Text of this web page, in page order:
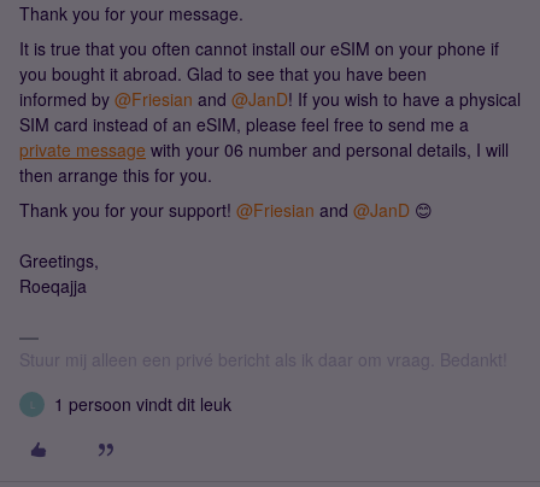
Thank you for your message.
It is true that you often cannot install our eSIM on your phone if
you bought it abroad. Glad to see that you have been
informed by ​ @Friesian and ​ @JanD! If you wish to have a physical
SIM card instead of an eSIM, please feel free to send me a
private message with your 06 number and personal details, I will
then arrange this for you.
Thank you for your support! ​ @Friesian and ​ @JanD 😊
Greetings,
Roeqajja
Stuur mij alleen een privé bericht als ik daar om vraag. Bedankt!
1 persoon vindt dit leuk